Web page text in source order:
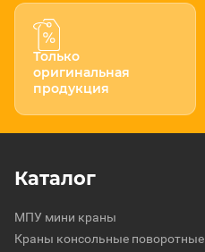
Только
оригинальная
продукция
Каталог
МПУ мини краны
Краны консольные поворотные